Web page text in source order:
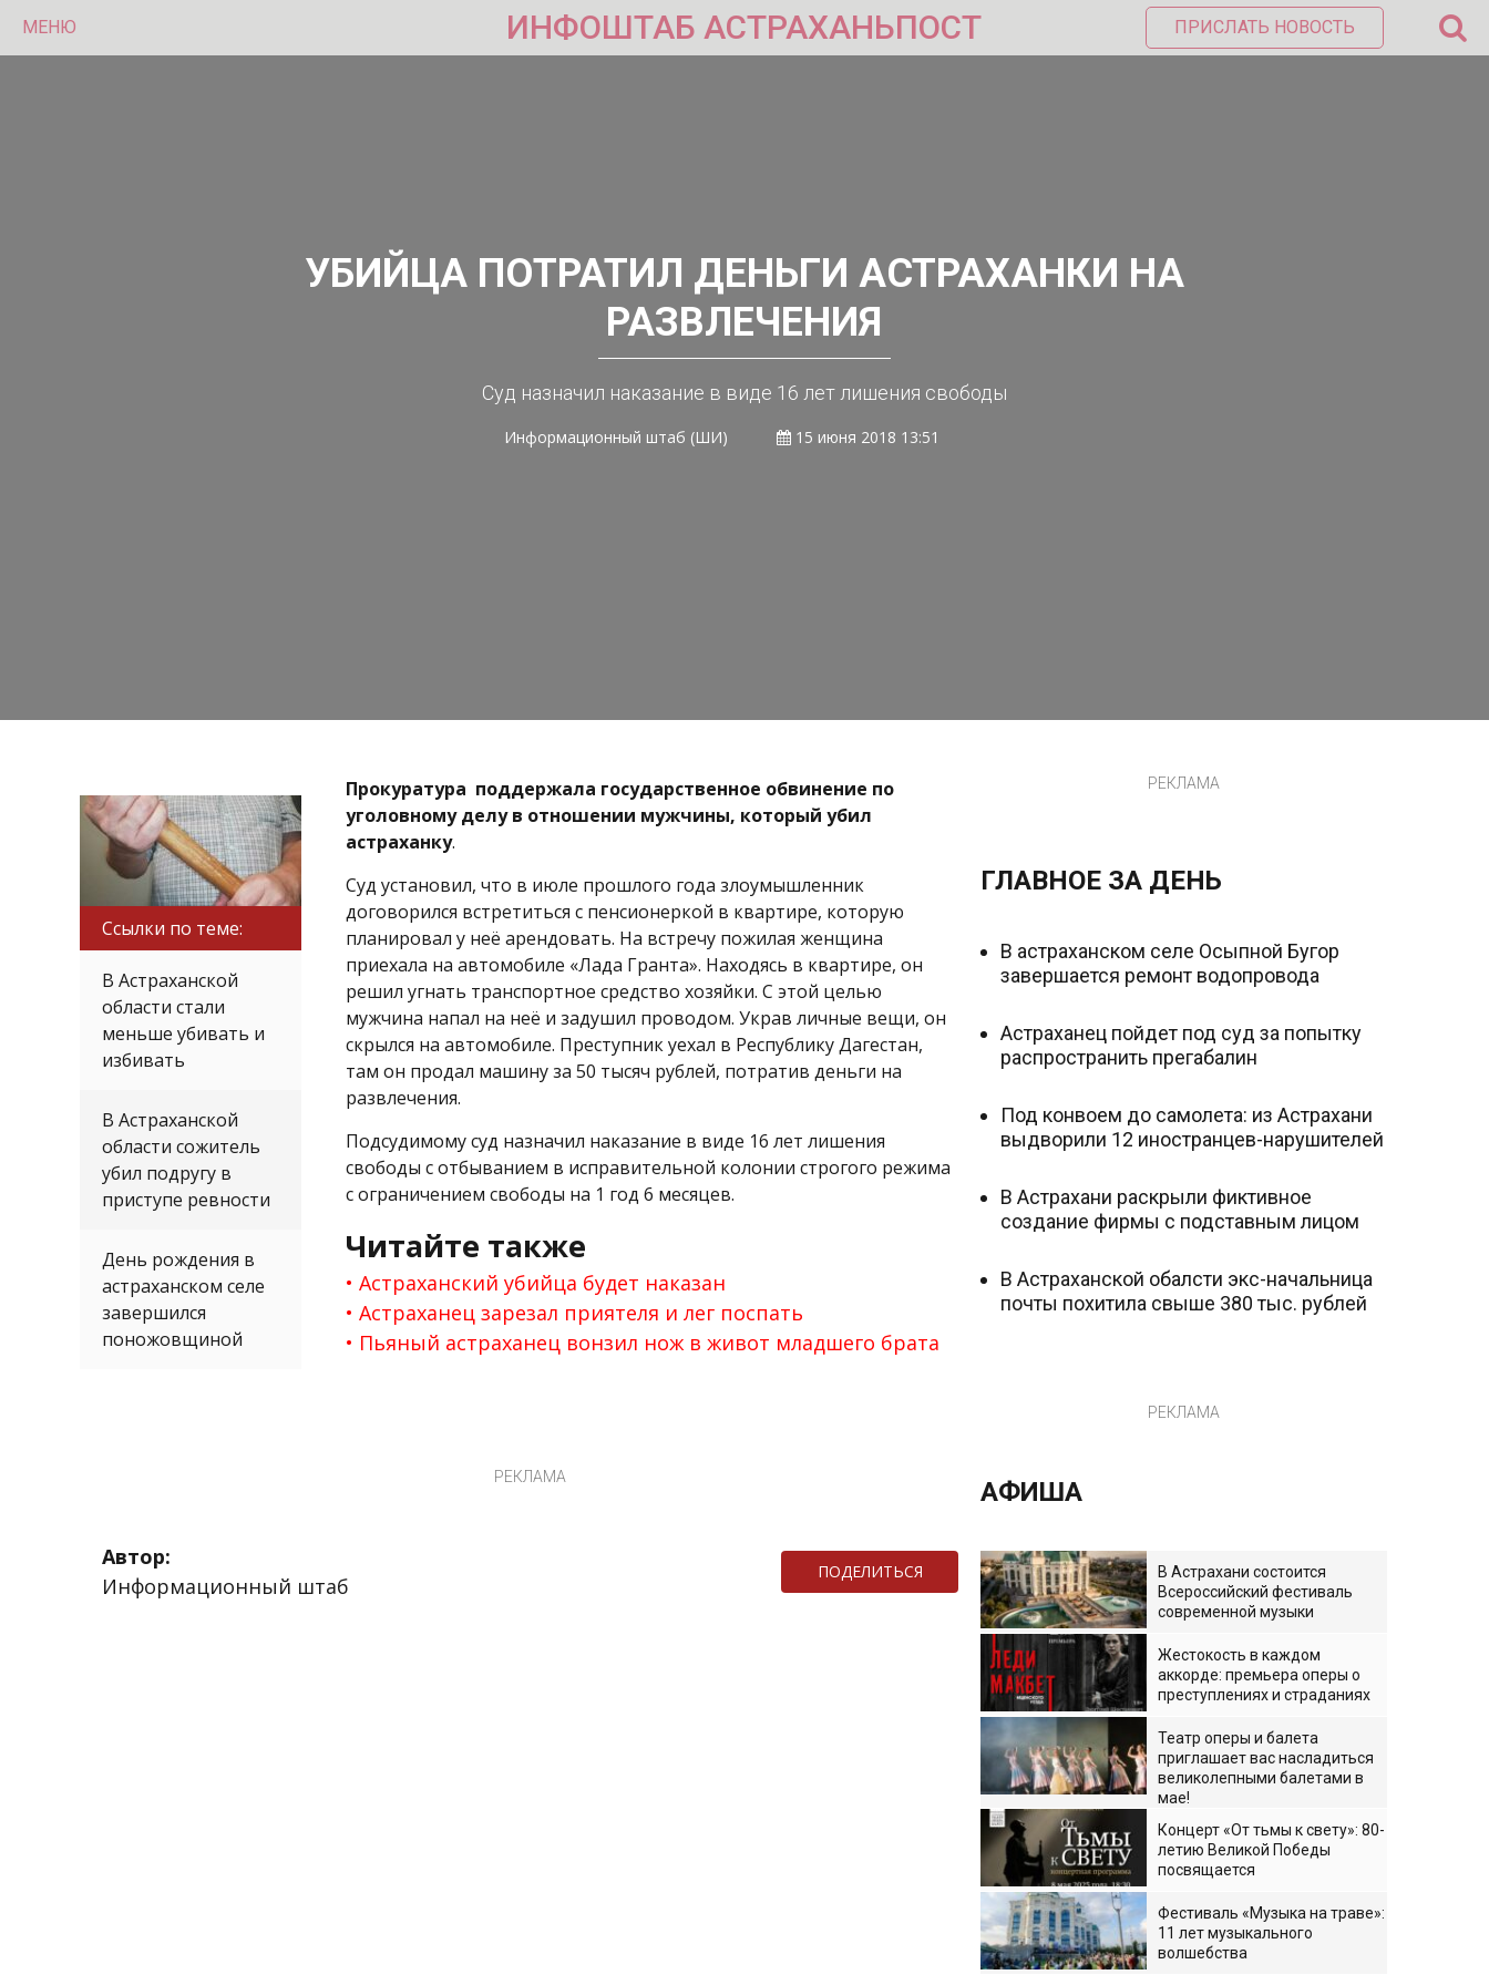
МЕНЮ ИНФОШТАБ АСТРАХАНЬПОСТ ПРИСЛАТЬ НОВОСТЬ
УБИЙЦА ПОТРАТИЛ ДЕНЬГИ АСТРАХАНКИ НА
РАЗВЛЕЧЕНИЯ
Суд назначил наказание в виде 16 лет лишения свободы
Информационный штаб (ШИ) 15 июня 2018 13:51
Ссылки по теме:
В Астраханской
области стали
меньше убивать и
избивать
В Астраханской
области сожитель
убил подругу в
приступе ревности
День рождения в
астраханском селе
завершился
поножовщиной
Прокуратура поддержала государственное обвинение по
уголовному делу в отношении мужчины, который убил
астраханку.
Суд установил, что в июле прошлого года злоумышленник
договорился встретиться с пенсионеркой в квартире, которую
планировал у неё арендовать. На встречу пожилая женщина
приехала на автомобиле «Лада Гранта». Находясь в квартире, он
решил угнать транспортное средство хозяйки. С этой целью
мужчина напал на неё и задушил проводом. Украв личные вещи, он
скрылся на автомобиле. Преступник уехал в Республику Дагестан,
там он продал машину за 50 тысяч рублей, потратив деньги на
развлечения.
Подсудимому суд назначил наказание в виде 16 лет лишения
свободы с отбыванием в исправительной колонии строгого режима
с ограничением свободы на 1 год 6 месяцев.
Читайте также
Астраханский убийца будет наказан
Астраханец зарезал приятеля и лег поспать
Пьяный астраханец вонзил нож в живот младшего брата
РЕКЛАМА
Автор:
Информационный штаб
ПОДЕЛИТЬСЯ
РЕКЛАМА
ГЛАВНОЕ ЗА ДЕНЬ
В астраханском селе Осыпной Бугор
завершается ремонт водопровода
Астраханец пойдет под суд за попытку
распространить прегабалин
Под конвоем до самолета: из Астрахани
выдворили 12 иностранцев-нарушителей
В Астрахани раскрыли фиктивное
создание фирмы с подставным лицом
В Астраханской обалсти экс-начальница
почты похитила свыше 380 тыс. рублей
РЕКЛАМА
АФИША
В Астрахани состоится
Всероссийский фестиваль
современной музыки
Жестокость в каждом
аккорде: премьера оперы о
преступлениях и страданиях
Театр оперы и балета
приглашает вас насладиться
великолепными балетами в
мае!
Концерт «От тьмы к свету»: 80-
летию Великой Победы
посвящается
Фестиваль «Музыка на траве»:
11 лет музыкального
волшебства